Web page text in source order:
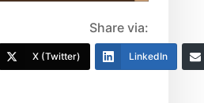
Share via:
X (Twitter) LinkedIn